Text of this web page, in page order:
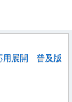
用展開 普及版